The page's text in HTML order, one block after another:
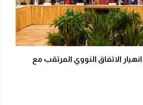
الاتفاق النووي المرتقب مع